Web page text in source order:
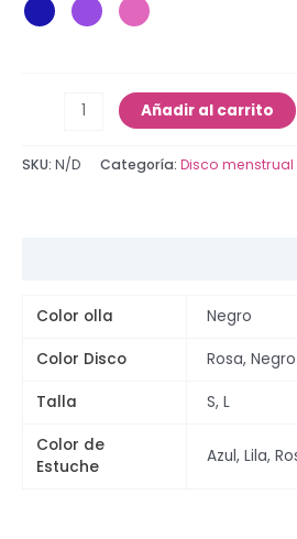
Añadir al carrito
SKU: N/D Categoría: Disco menstrual
Color olla Negro
Color Disco Rosa, Negro
Talla S, L
Color de
Estuche
Azul, Lila,